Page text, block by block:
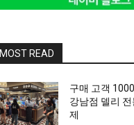
MOST READ
구매 고객
강남점 델리
제